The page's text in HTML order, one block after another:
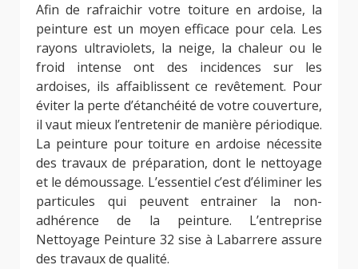
Afin de rafraichir votre toiture en ardoise, la
peinture est un moyen efficace pour cela. Les
rayons ultraviolets, la neige, la chaleur ou le
froid intense ont des incidences sur les
ardoises, ils affaiblissent ce revêtement. Pour
éviter la perte d’étanchéité de votre couverture,
il vaut mieux l’entretenir de manière périodique.
La peinture pour toiture en ardoise nécessite
des travaux de préparation, dont le nettoyage
et le démoussage. L’essentiel c’est d’éliminer les
particules qui peuvent entrainer la non-
adhérence de la peinture. L’entreprise
Nettoyage Peinture 32 sise à Labarrere assure
des travaux de qualité.